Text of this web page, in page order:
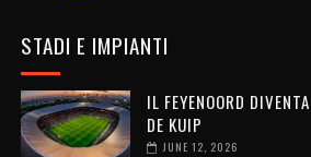
STADI E IMPIANTI
IL FEYENOORD
DE KUIP
JUNE 12, 2026